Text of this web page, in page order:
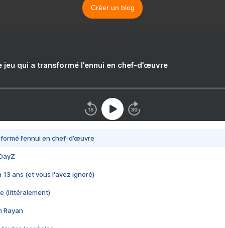
Créer un blog
jeu qui a transformé l’ennui en chef-d’œuvre
l’ennui en chef-d’œuvre
13 ans (et vous l'avez ignoré)
(littéralement)
Rayan